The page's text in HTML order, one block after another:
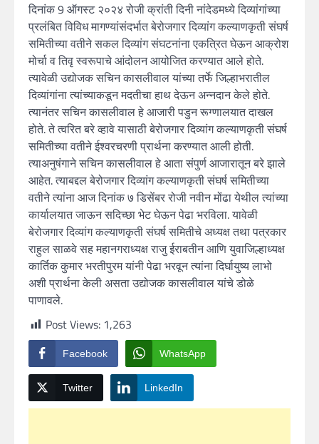
दिनांक 9 ऑगस्ट २०२४ रोजी क्रांती दिनी नांदेडमध्ये दिव्यांगांच्या
प्रलंबित विविध मागण्यांसंदर्भात बेरोजगार दिव्यांग कल्याणकृती संघर्ष
समितीच्या वतीने सकल दिव्यांग संघटनांना एकत्रित घेऊन आक्रोश
मोर्चा व तिवृ स्वरूपाचे आंदोलन आयोजित करण्यात आले होते.
त्यावेळी उद्योजक सचिन कासलीवाल यांच्या तर्फे जिल्हाभरातील
दिव्यांगांना त्यांच्याकडून मदतीचा हाथ देऊन अन्नदान केले होते.
त्यानंतर सचिन कासलीवाल हे आजारी पडुन रूग्णालयात दाखल
होते. ते त्वरित बरे व्हावे यासाठी बेरोजगार दिव्यांग कल्याणकृती संघर्ष
समितीच्या वतीने ईश्वरचरणी प्रार्थना करण्यात आली होती.
त्याअनुषंगाने सचिन कासलीवाल हे आता संपुर्ण आजारातून बरे झाले
आहेत. त्याबद्दल बेरोजगार दिव्यांग कल्याणकृती संघर्ष समितीच्या
वतीने त्यांना आज दिनांक ७ डिसेंबर रोजी नवीन मोंढा येथील त्यांच्या
कार्यालयात जाऊन सदिच्छा भेट घेऊन पेढा भरविला. यावेळी
बेरोजगार दिव्यांग कल्याणकृती संघर्ष समितीचे अध्यक्ष तथा पत्रकार
राहुल साळवे सह महानगराध्यक्ष राजु ईराबतीन आणि युवाजिल्हाध्यक्ष
कार्तिक कुमार भरतीपुरम यांनी पेढा भरवून त्यांना दिर्घायुष्य लाभो
अशी प्रार्थना केली असता उद्योजक कासलीवाल यांचे डोळे
पाणावले.
Post Views: 1,263
Facebook WhatsApp
Twitter LinkedIn